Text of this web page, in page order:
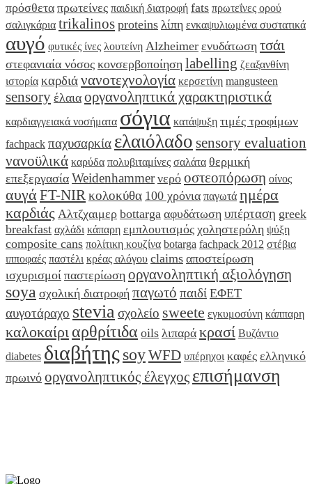
πρόσθετα πρωτείνες παιδική διατροφή fats πρωτεΐνες ορού
σαλιγκάρια trikalinos proteins λίπη ενκαψυλιωμένα συστατικά
αυγό φυτικές ίνες λουτείνη Alzheimer ενυδάτωση τσάι
στεφανιαία νόσος κονσερβοποίηση labelling ζεαξανθίνη
ιστορία καρδιάνανοτεχνολογία κερσετίνη mangusteen
sensory έλαια οργανοληπτικά χαρακτηριστικά
καρδιαγγειακά νοσήματα σόγια κατάψυξη τιμές τροφίμων
fachpack παχυσαρκία ελαιόλαδο sensory evaluation
νανοϋλικά καρύδα πολυβιταμίνες σαλάτα θερμική
επεξεργασία Weidenhammer νερό οστεοπόρωση οίνος
αυγά FT-NIR κολοκύθα 100 χρόνια παγωτά ημέρα
καρδιάς Αλτζχαιμερ bottarga αφυδάτωση υπέρταση greek
breakfast αχλάδι κάπαρη εμπλουτισμός χοληστερόλη ψύξη
composite cans πολίτικη κουζίνα botarga fachpack 2012 στέβια
ιπποφαές παστέλι κρέας αλόγου claims αποστείρωση
ισχυρισμοί παστερίωση οργανοληπτική αξιολόγηση
soya σχολική διατροφή παγωτό παιδί ΕΦΕΤ
αυγοτάραχο stevia σχολείο sweete εγκυμοσύνη κάππαρη
καλοκαίρι αρθρίτιδα oils λιπαρά κρασί Βυζάντιο
diabetes διαβήτηςsoyWFD υπέρηχοι καφές ελληνικό
πρωινό οργανοληπτικός έλεγχος επισήμανση